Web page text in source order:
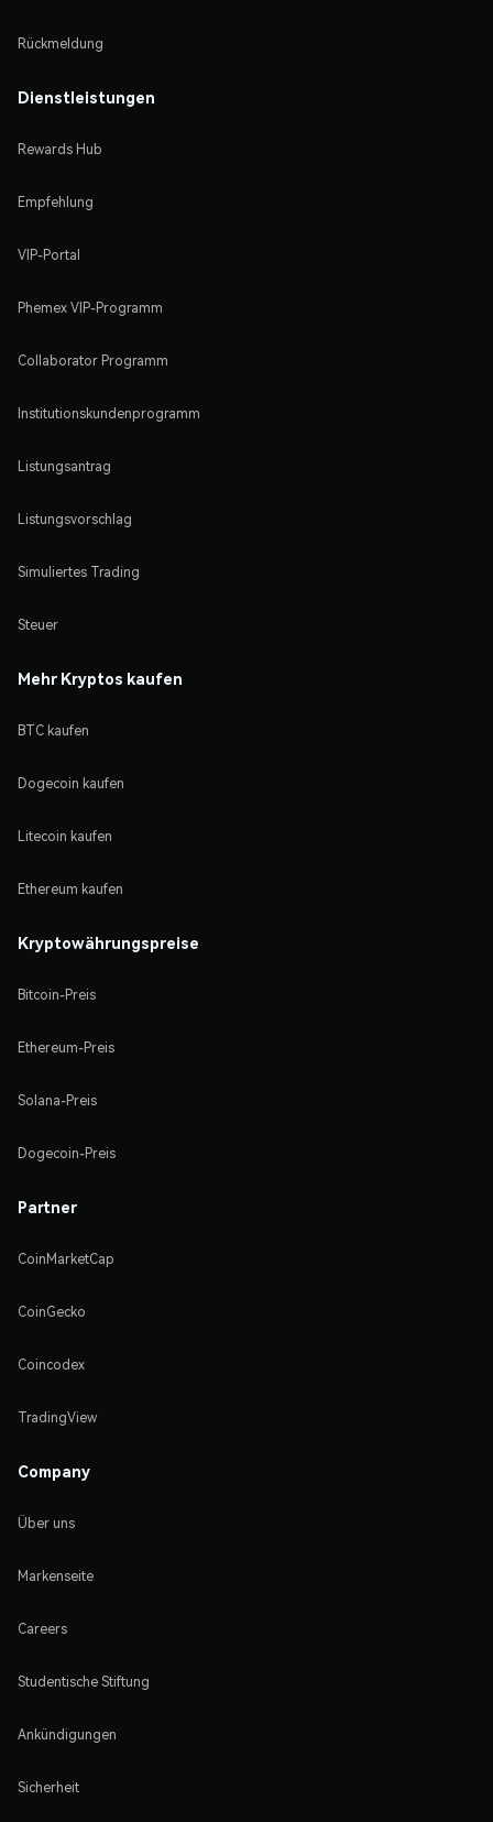
Rückmeldung
Dienstleistungen
Rewards Hub
Empfehlung
VIP-Portal
Phemex VIP-Programm
Collaborator Programm
Institutionskundenprogramm
Listungsantrag
Listungsvorschlag
Simuliertes Trading
Steuer
Mehr Kryptos kaufen
BTC kaufen
Dogecoin kaufen
Litecoin kaufen
Ethereum kaufen
Kryptowährungspreise
Bitcoin-Preis
Ethereum-Preis
Solana-Preis
Dogecoin-Preis
Partner
CoinMarketCap
CoinGecko
Coincodex
TradingView
Company
Über uns
Markenseite
Careers
Studentische Stiftung
Ankündigungen
Sicherheit